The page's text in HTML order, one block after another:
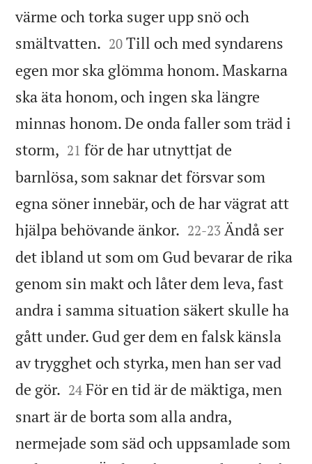
värme och torka suger upp snö och
smältvatten. 

20 Till och med syndarens
egen mor ska glömma honom. Maskarna
ska äta honom, och ingen ska längre
minnas honom. De onda faller som träd i
storm, 

21 för de har utnyttjat de
barnlösa, som saknar det försvar som
egna söner innebär, och de har vägrat att
hjälpa behövande änkor. 

22-23 Ändå ser
det ibland ut som om Gud bevarar de rika
genom sin makt och låter dem leva, fast
andra i samma situation säkert skulle ha
gått under. Gud ger dem en falsk känsla
av trygghet och styrka, men han ser vad
de gör. 

24 För en tid är de mäktiga, men
snart är de borta som alla andra,
nermejade som säd och uppsamlade som